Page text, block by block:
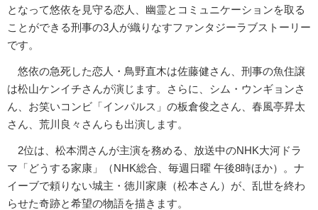
となって悠依を見守る恋人、幽霊とコミュニケーションを取る
ことができる刑事の3人が織りなすファンタジーラブストーリー
です。
悠依の急死した恋人・鳥野直木は佐藤健さん、刑事の魚住譲
は松山ケンイチさんが演じます。さらに、シム・ウンギョンさ
ん、お笑いコンビ「インパルス」の板倉俊之さん、春風亭昇太
さん、荒川良々さんらも出演します。
2位は、松本潤さんが主演を務める、放送中のNHK大河ドラ
マ「どうする家康」（NHK総合、毎週日曜 午後8時ほか）。ナ
イーブで頼りない城主・徳川家康（松本さん）が、乱世を終わ
らせた奇跡と希望の物語を描きます。